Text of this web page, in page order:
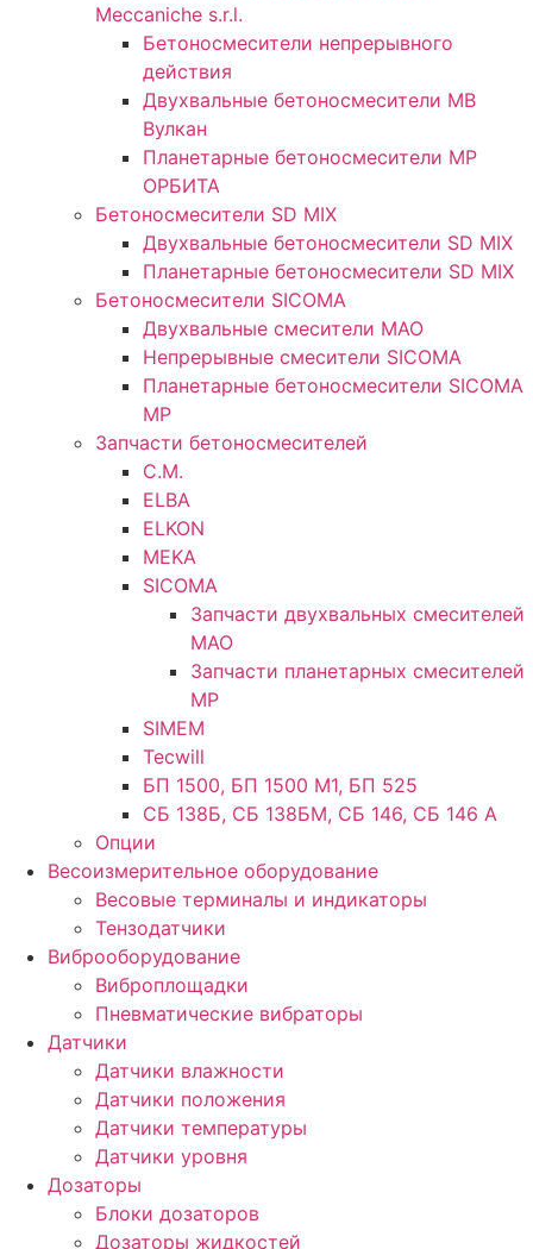
Meccaniche s.r.l.
Бетоносмесители непрерывного
действия
Двухвальные бетоносмесители MB
Вулкан
Планетарные бетоносмесители MP
ОРБИТА
Бетоносмесители SD MIX
Двухвальные бетоносмесители SD MIX
Планетарные бетоносмесители SD MIX
Бетоносмесители SICOMA
Двухвальные смесители MAO
Непрерывные смесители SICOMA
Планетарные бетоносмесители SICOMA
MP
Запчасти бетоносмесителей
C.M.
ELBA
ELKON
MEKA
SICOMA
Запчасти двухвальных смесителей
MAO
Запчасти планетарных смесителей
MP
SIMEM
Tecwill
БП 1500, БП 1500 М1, БП 525
СБ 138Б, СБ 138БМ, СБ 146, СБ 146 А
Опции
Весоизмерительное оборудование
Весовые терминалы и индикаторы
Тензодатчики
Виброоборудование
Виброплощадки
Пневматические вибраторы
Датчики
Датчики влажности
Датчики положения
Датчики температуры
Датчики уровня
Дозаторы
Блоки дозаторов
Дозаторы жидкостей